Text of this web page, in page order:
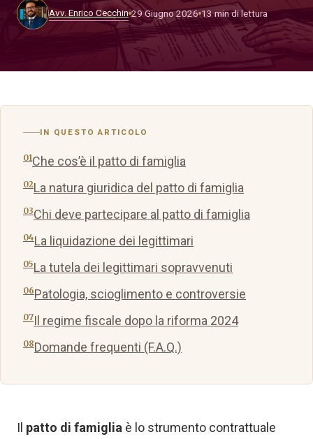
Avv. Enrico Cecchin 29 Giugno 2026 13 min di lettura
IN QUESTO ARTICOLO
Che cos’è il patto di famiglia
La natura giuridica del patto di famiglia
Chi deve partecipare al patto di famiglia
La liquidazione dei legittimari
La tutela dei legittimari sopravvenuti
Patologia, scioglimento e controversie
Il regime fiscale dopo la riforma 2024
Domande frequenti (F.A.Q.)
Il patto di famiglia è lo strumento contrattuale